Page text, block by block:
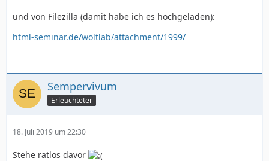
und von Filezilla (damit habe ich es hochgeladen):
html-seminar.de/woltlab/attachment/1999/
Sempervivum
Erleuchteter
18. Juli 2019 um 22:30
Stehe ratlos davor